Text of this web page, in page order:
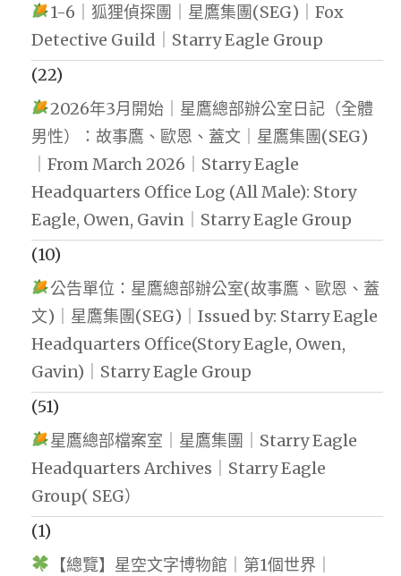
1-6｜狐狸偵探團｜星鷹集團(SEG)｜Fox
Detective Guild｜Starry Eagle Group
(22)
2026年3月開始｜星鷹總部辦公室日記（全體
男性）：故事鷹、歐恩、蓋文｜星鷹集團(SEG)
｜From March 2026｜Starry Eagle
Headquarters Office Log (All Male): Story
Eagle, Owen, Gavin｜Starry Eagle Group
(10)
公告單位：星鷹總部辦公室(故事鷹、歐恩、蓋
文)｜星鷹集團(SEG)｜Issued by: Starry Eagle
Headquarters Office(Story Eagle, Owen,
Gavin)｜Starry Eagle Group
(51)
星鷹總部檔案室｜星鷹集團｜Starry Eagle
Headquarters Archives｜Starry Eagle
Group( SEG）
(1)
【總覽】星空文字博物館｜第1個世界｜